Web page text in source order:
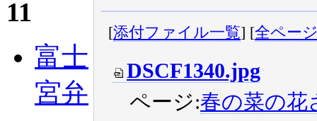
11
富士
宮弁
[添付ファイル一覧] [全ペー
DSCF1340.jpg
ページ:春の菜の花